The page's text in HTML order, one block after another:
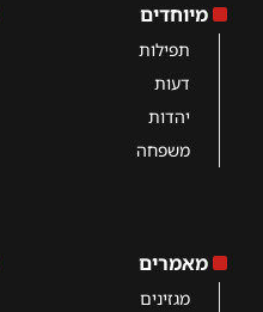
מיוחדים
תפילות
דעות
יהדות
משפחה
מאמרים
מגזינים